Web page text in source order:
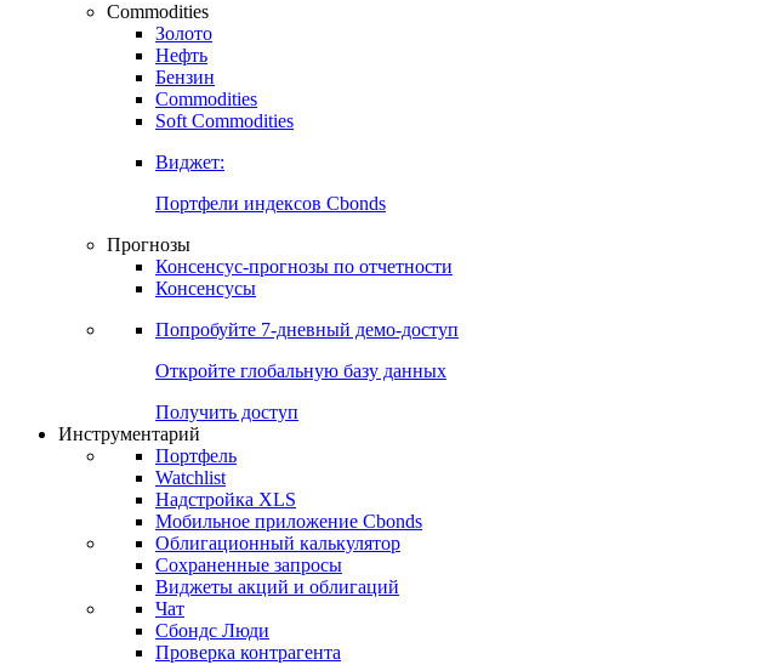
Commodities
Золото
Нефть
Бензин
Commodities
Soft Commodities
Виджет:
Портфели индексов Cbonds
Прогнозы
Консенсус-прогнозы по отчетности
Консенсусы
Попробуйте 7-дневный демо-доступ
Откройте глобальную базу данных
Получить доступ
Инструментарий
Портфель
Watchlist
Надстройка XLS
Мобильное приложение Cbonds
Облигационный калькулятор
Сохраненные запросы
Виджеты акций и облигаций
Чат
Сбондс Люди
Проверка контрагента